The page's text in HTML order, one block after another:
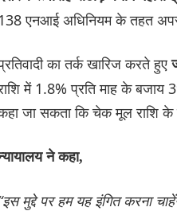
एनआई अधिनियम के तहत
का तर्क खारिज करते हुए
में 1.8% प्रति माह के बजाय
जा सकता कि चेक मूल राशि के
ने कहा,
मुद्दे पर हम यह इंगित करना